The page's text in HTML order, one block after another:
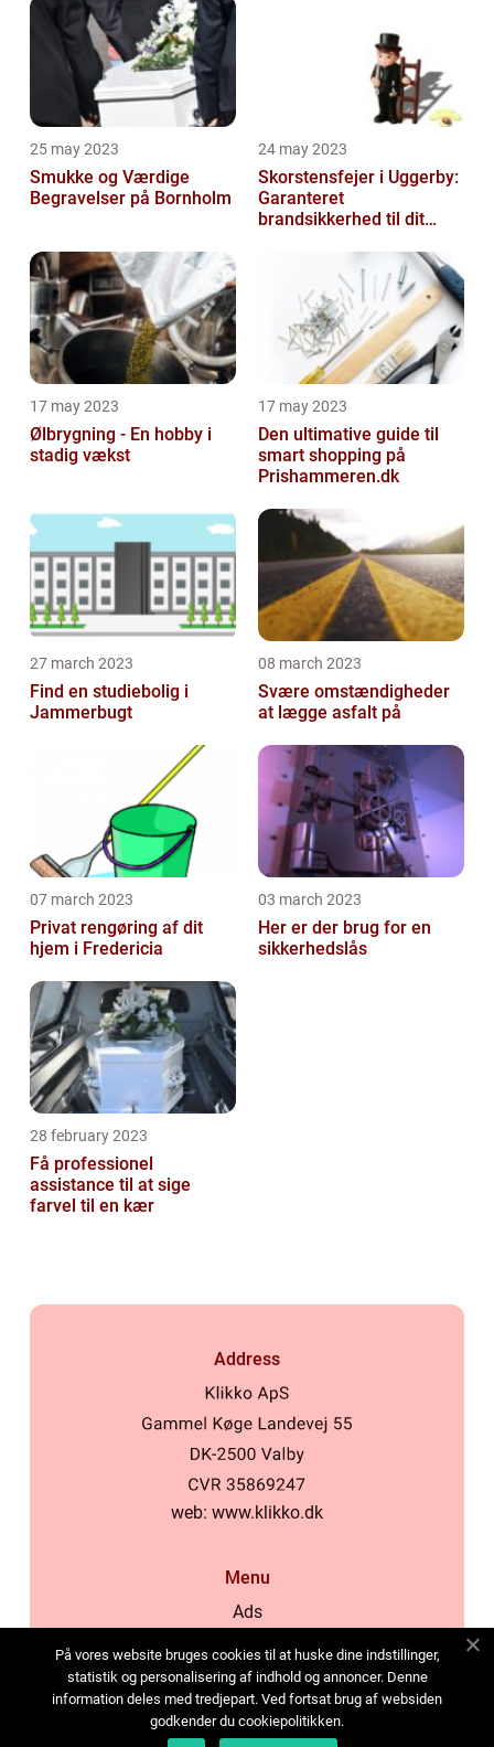
25 may 2023
Smukke og Værdige
Begravelser på Bornholm
24 may 2023
Skorstensfejer i Uggerby:
Garanteret
brandsikkerhed til dit
17 may 2023
Ølbrygning - En hobby i
stadig vækst
17 may 2023
Den ultimative guide til
smart shopping på
Prishammeren.dk
27 march 2023
Find en studiebolig i
Jammerbugt
08 march 2023
Svære omstændigheder
at lægge asfalt på
07 march 2023
Privat rengøring af dit
hjem i Fredericia
03 march 2023
Her er der brug for en
sikkerhedslås
28 february 2023
Få professionel
assistance til at sige
farvel til en kær
Address
web: www.klikko.dk
Menu
Ads
Cookies
Contact
Sitemap
På vores website bruges cookies til at huske dine indstillinger,
statistik og personalisering af indhold og annoncer. Denne
information deles med tredjepart. Ved fortsat brug af websiden
godkender du cookiepolitikken.